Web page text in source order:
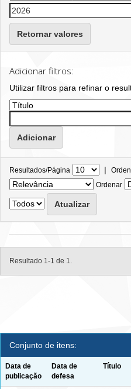
Retornar valores
Adicionar filtros:
Utilizar filtros para refinar o
Resultados/Página |
Ordenar
Resultado 1-1 de 1.
Conjunto de itens:
Data de
publicação
Data de
defesa
Título